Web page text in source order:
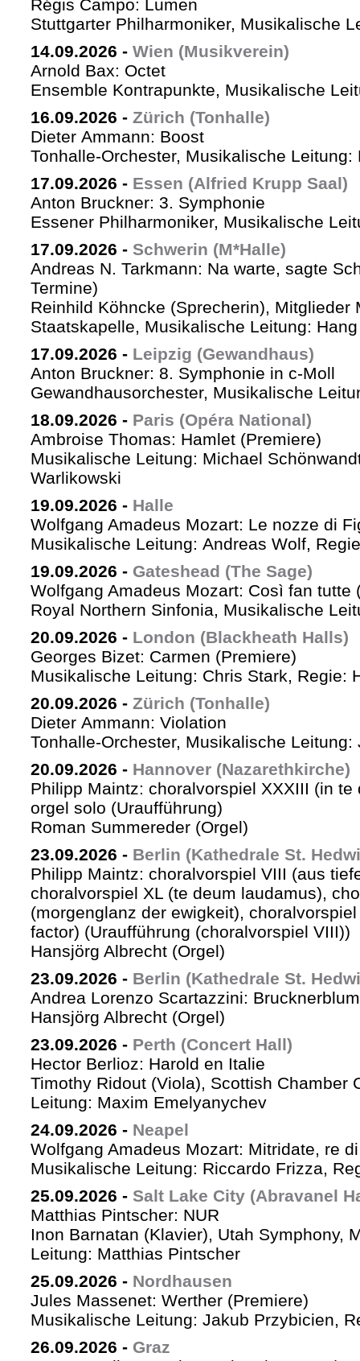
Régis Campo: Lumen
Stuttgarter Philharmoniker, Musikalische
14.09.2026 - Wien (Musikverein)
Arnold Bax: Octet
Ensemble Kontrapunkte, Musikalische
16.09.2026 - Zürich (Tonhalle)
Dieter Ammann: Boost
Tonhalle-Orchester, Musikalische Leitung:
17.09.2026 - Essen (Alfried Krupp Saal)
Anton Bruckner: 3. Symphonie
Essener Philharmoniker, Musikalische
17.09.2026 - Schwerin (M*Halle)
Andreas N. Tarkmann: Na warte, sagte
Termine)
Reinhild Köhncke (Sprecherin), Mitglieder
Staatskapelle, Musikalische Leitung:
17.09.2026 - Leipzig (Gewandhaus)
Anton Bruckner: 8. Symphonie in c-Moll
Gewandhausorchester, Musikalische
18.09.2026 - Paris (Opéra National)
Ambroise Thomas: Hamlet (Premiere)
Musikalische Leitung: Michael
Warlikowski
19.09.2026 - Halle
Wolfgang Amadeus Mozart: Le nozze di
Musikalische Leitung: Andreas Wolf,
19.09.2026 - Gateshead (The Sage)
Wolfgang Amadeus Mozart: Così fan tutte
Royal Northern Sinfonia, Musikalische
20.09.2026 - London (Blackheath Halls)
Georges Bizet: Carmen (Premiere)
Musikalische Leitung: Chris Stark, Regie:
20.09.2026 - Zürich (Tonhalle)
Dieter Ammann: Violation
Tonhalle-Orchester, Musikalische Leitung:
20.09.2026 - Hannover (Nazarethkirche)
Philipp Maintz: choralvorspiel XXXIII (in te
orgel solo (Uraufführung)
Roman Summereder (Orgel)
23.09.2026 - Berlin (Kathedrale St.
Philipp Maintz: choralvorspiel VIII (aus
choralvorspiel XL (te deum laudamus),
(morgenglanz der ewigkeit),
factor) (Uraufführung (choralvorspiel VIII))
Hansjörg Albrecht (Orgel)
23.09.2026 - Berlin (Kathedrale St.
Andrea Lorenzo Scartazzini:
Hansjörg Albrecht (Orgel)
23.09.2026 - Perth (Concert Hall)
Hector Berlioz: Harold en Italie
Timothy Ridout (Viola), Scottish Chamber
Leitung: Maxim Emelyanychev
24.09.2026 - Neapel
Wolfgang Amadeus Mozart: Mitridate, re
Musikalische Leitung: Riccardo Frizza,
25.09.2026 - Salt Lake City (Abravanel
Matthias Pintscher: NUR
Inon Barnatan (Klavier), Utah Symphony,
Leitung: Matthias Pintscher
25.09.2026 - Nordhausen
Jules Massenet: Werther (Premiere)
Musikalische Leitung: Jakub Przybicien,
26.09.2026 - Graz